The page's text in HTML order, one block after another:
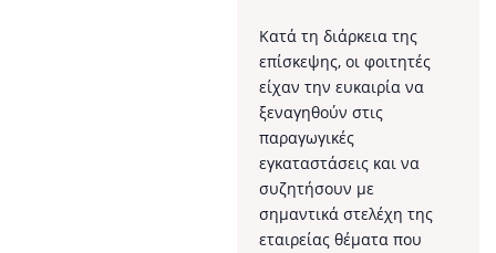
Κατά τη διάρκεια της
επίσκεψης, οι φοιτητές
είχαν την ευκαιρία να
ξεναγηθούν στις
παραγωγικές
εγκαταστάσεις και να
συζητήσουν με
σημαντικά στελέχη της
εταιρείας θέματα που